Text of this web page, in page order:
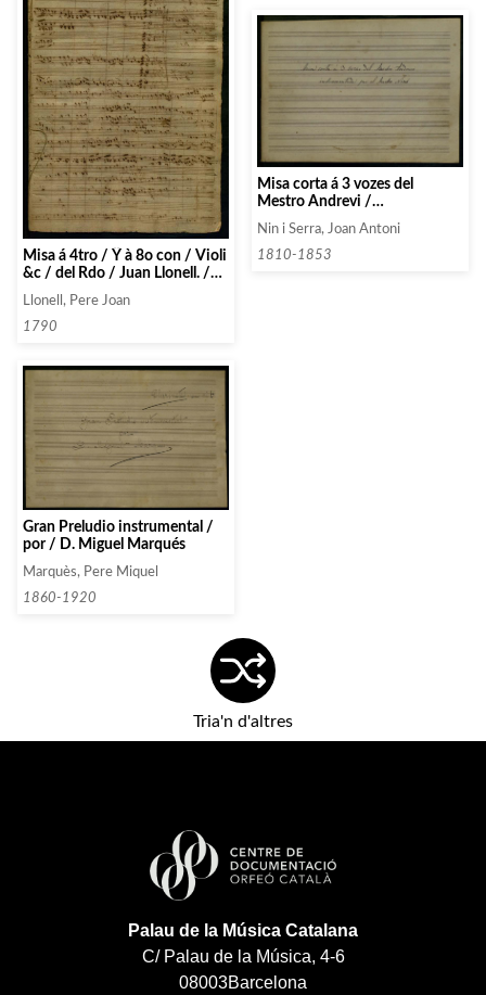
Misa á 4tro / Ÿ à 8o con / Violi
&c / del Rdo / Juan Llonell. /
Iglesia / de Ntra Sra del / Pino
de Barna. / 1790
Llonell, Pere Joan
1790
Misa corta á 3 vozes del
Mestro Andrevi /
instrumentada por el Maestro
Nino
Nin i Serra, Joan Antoni
1810-1853
Gran Preludio instrumental /
por / D. Miguel Marqués
Marquès, Pere Miquel
1860-1920
Tria'n d'altres
Palau de la Música Catalana
C/ Palau de la Música, 4-6
08003Barcelona